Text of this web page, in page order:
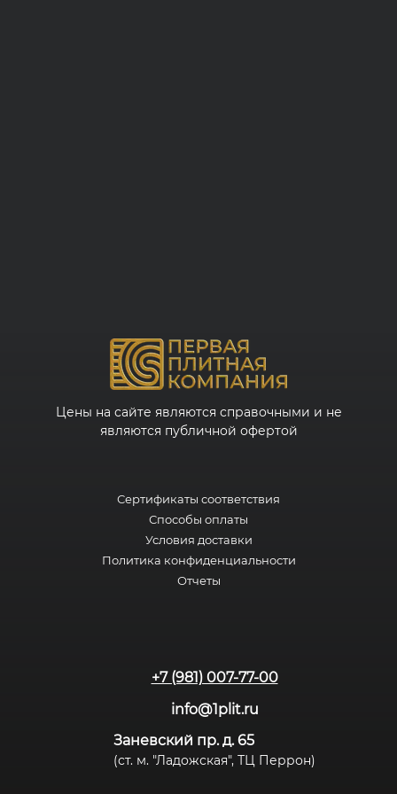
Цены на сайте являются справочными и не
являются публичной офертой
Сертификаты соответствия
Способы оплаты
Условия доставки
Политика конфиденциальности
Отчеты
+7 (981) 007-77-00
info@1plit.ru
Заневский пр. д. 65
(ст. м. "Ладожская", ТЦ Перрон)